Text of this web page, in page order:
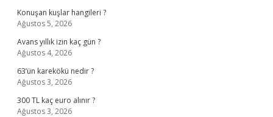
Konuşan kuşlar hangileri ?
Ağustos 5, 2026
Avans yıllık izin kaç gün ?
Ağustos 4, 2026
63’ün karekökü nedir ?
Ağustos 3, 2026
300 TL kaç euro alınır ?
Ağustos 3, 2026